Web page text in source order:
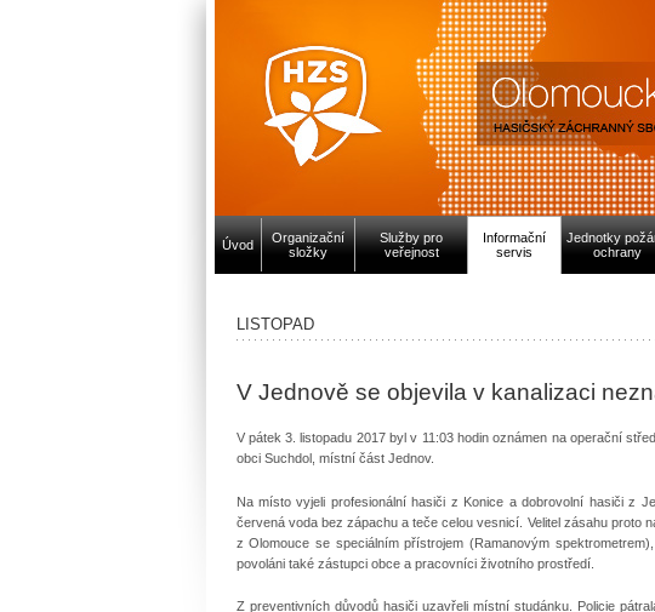
Úvod
Organizační
složky
Služby pro
veřejnost
Informační
servis
Jednotky
ochrany
LISTOPAD
V Jednově se objevila v kanalizaci
V pátek 3. listopadu 2017 byl v 11:03 hodin oznámen na operační
obci Suchdol, místní část Jednov.
Na místo vyjeli profesionální hasiči z Konice a dobrovolní hasiči z
červená voda bez zápachu a teče celou vesnicí. Velitel zásahu proto
z Olomouce se speciálním přístrojem (Ramanovým
povoláni také zástupci obce a pracovníci životního prostředí.
Z preventivních důvodů hasiči uzavřeli místní studánku. Policie